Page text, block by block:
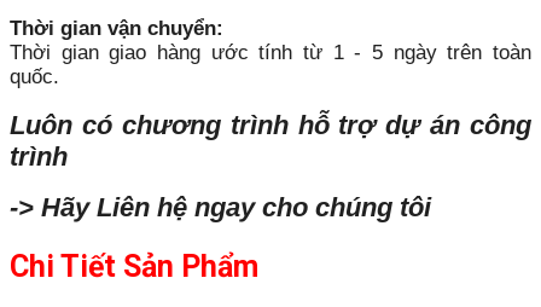
Thời gian vận chuyển:
Thời gian giao hàng ước tính từ 1 - 5 ngày trên toàn
quốc.
Luôn có chương trình hỗ trợ dự án công
trình
-> Hãy Liên hệ ngay cho chúng tôi
Chi Tiết Sản Phẩm